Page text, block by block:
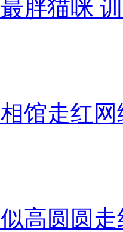
胖猫咪
馆走红网
高圆圆走